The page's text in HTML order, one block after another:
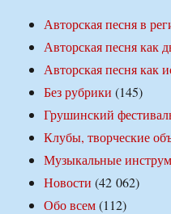
Авторская песня в
Авторская песня как
Авторская песня как
Без рубрики (145)
Грушинский
Клубы, творческие
Музыкальные
Новости (42 062)
Обо всем(112)